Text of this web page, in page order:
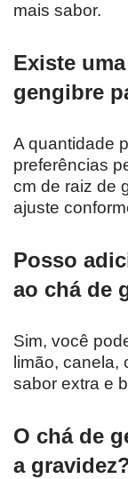
mais sabor.
Existe
gengibre
A quantidade
preferências
cm de raiz de
ajuste
Posso
ao chá de
Sim, você
limão, canela,
sabor extra e
O chá de
a